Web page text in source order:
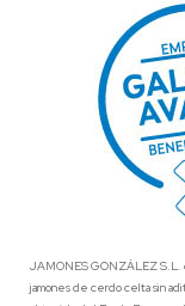
JAMONES GONZÁLEZ S.L.
jamones de cerdo celta sin